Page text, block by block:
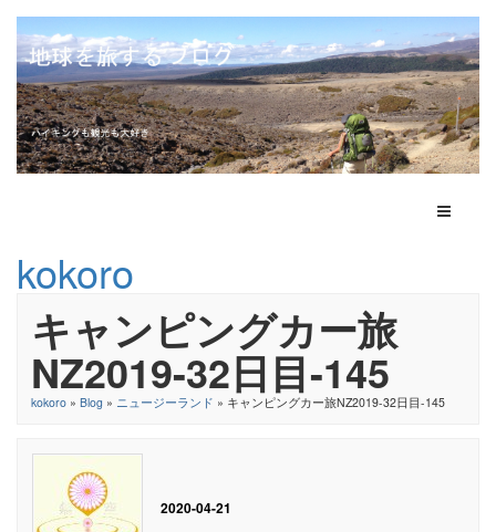
Toggle
kokoro
キャンピングカー旅
NZ2019-32日目-145
kokoro » Blog » ニュージーランド » キャンピングカー旅NZ2019-32日目-145
2020-04-21